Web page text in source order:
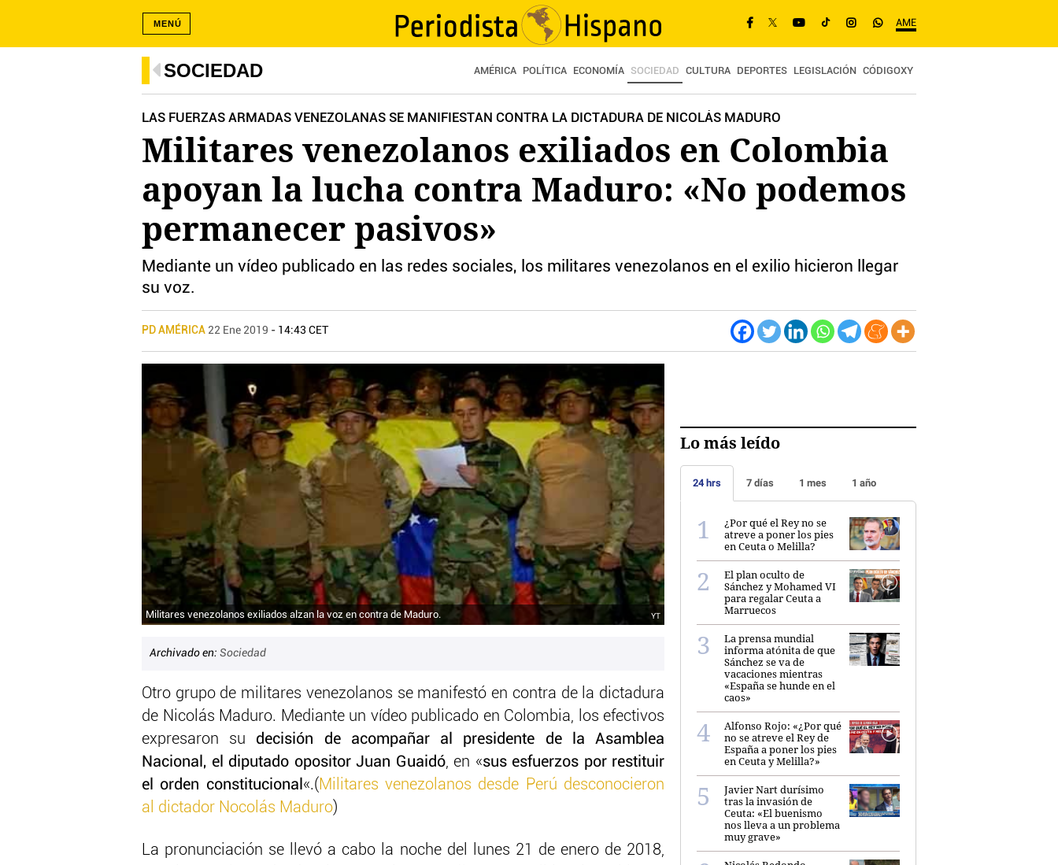
AME
MENÚ
SOCIEDAD AMÉRICA POLÍTICA ECONOMÍA SOCIEDAD CULTURA DEPORTES LEGISLACIÓN CÓDIGOXY
LAS FUERZAS ARMADAS VENEZOLANAS SE MANIFIESTAN CONTRA LA DICTADURA DE NICOLÁS MADURO
Militares venezolanos exiliados en Colombia
apoyan la lucha contra Maduro: «No podemos
permanecer pasivos»
Mediante un vídeo publicado en las redes sociales, los militares venezolanos en el exilio hicieron llegar
su voz.
PD AMÉRICA 22 Ene 2019 - 14:43 CET
Militares venezolanos exiliados alzan la voz en contra de Maduro. YT
Archivado en: Sociedad
Otro grupo de militares venezolanos se manifestó en contra de la dictadura
de Nicolás Maduro. Mediante un vídeo publicado en Colombia, los efectivos
expresaron su decisión de acompañar al presidente de la Asamblea
Nacional, el diputado opositor Juan Guaidó, en «sus esfuerzos por restituir
el orden constitucional «.( Militares venezolanos desde Perú desconocieron
al dictador Nocolás Maduro)
La pronunciación se llevó a cabo la noche del lunes 21 de enero de 2018,
Lo más leído
24 hrs 7 días 1 mes 1 año
¿Por qué el Rey no se
atreve a poner los pies
en Ceuta o Melilla?
El plan oculto de
Sánchez y Mohamed VI
para regalar Ceuta a
Marruecos
La prensa mundial
informa atónita de que
Sánchez se va de
vacaciones mientras
«España se hunde en el
caos»
Alfonso Rojo: «¿Por qué
no se atreve el Rey de
España a poner los pies
en Ceuta y Melilla?»
Javier Nart durísimo
tras la invasión de
Ceuta: «El buenismo
nos lleva a un problema
muy grave»